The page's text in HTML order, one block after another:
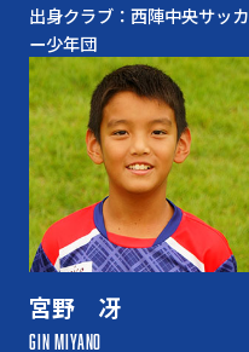
出身クラブ：西陣中央サッカ
ー少年団
宮野 冴
GIN MIYANO